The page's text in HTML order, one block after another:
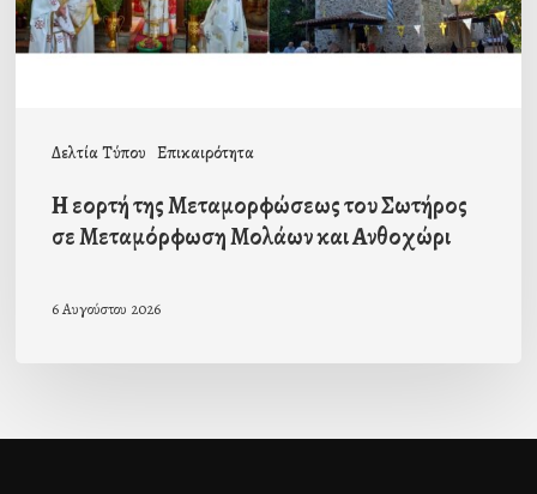
Δελτία Τύπου Επικαιρότητα
σε
Μεταμόρφωση
Η εορτή της Μεταμορφώσεως του Σωτήρος
σε Μεταμόρφωση Μολάων και Ανθοχώρι
6 Αυγούστου 2026